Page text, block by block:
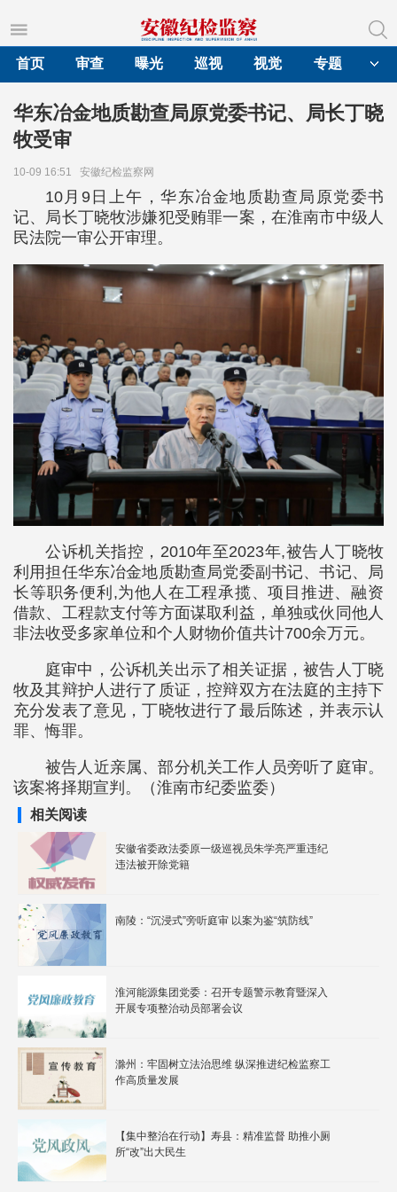
首页
审查 曝光 巡视 视觉 专题
华东冶金地质勘查局原党委书记、局长丁晓
牧受审
10-09 16:51 安徽纪检监察网
10月9日上午，华东冶金地质勘查局原党委书
记、局长丁晓牧涉嫌犯受贿罪一案，在淮南市中级人
民法院一审公开审理。
公诉机关指控，2010年至2023年,被告人丁晓牧
利用担任华东冶金地质勘查局党委副书记、书记、局
长等职务便利,为他人在工程承揽、项目推进、融资
借款、工程款支付等方面谋取利益，单独或伙同他人
非法收受多家单位和个人财物价值共计700余万元。
庭审中，公诉机关出示了相关证据，被告人丁晓
牧及其辩护人进行了质证，控辩双方在法庭的主持下
充分发表了意见，丁晓牧进行了最后陈述，并表示认
罪、悔罪。
被告人近亲属、部分机关工作人员旁听了庭审。
该案将择期宣判。（淮南市纪委监委）
相关阅读
安徽省委政法委原一级巡视员朱学亮严重违纪
违法被开除党籍
南陵：“沉浸式”旁听庭审 以案为鉴“筑防线”
淮河能源集团党委：召开专题警示教育暨深入
开展专项整治动员部署会议
滁州：牢固树立法治思维 纵深推进纪检监察工
作高质量发展
【集中整治在行动】寿县：精准监督 助推小厕
所“改”出大民生